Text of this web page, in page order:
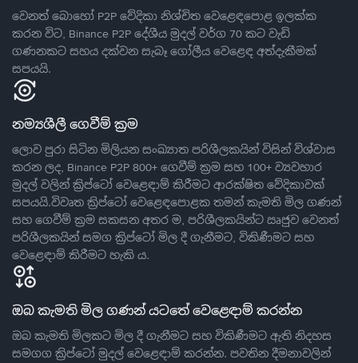
වෙනත් බොහෝ P2P වේදිකා නිශ්චිත වෙළෙඳපොළ ඉලක්ක
කරන විට, Binance P2P දේශීය මුදල් වර්ග 70 කට වැඩි
ගණනකට සහය දක්වන සැබෑ ගෝලීය වෙළෙඳ අත්දැකීමක්
සපයයි.
නම්‍යශීලී ගෙවීම් ක්‍රම
ලොව පුරා සිටින මිලියන සංඛ්‍යාත පරිශීලකයින් විසින් විශ්වාස
කරන ලද, Binance P2P 800+ ගෙවීම් ක්‍රම සහ 100+ ව්‍යවහාර
මුදල් වලින් ක්‍රිප්ටෝ වෙළෙඳාම් කිරීමට ආරක්ෂිත වේදිකාවක්
සපයයි.විවෘත ක්‍රිප්ටෝ වෙළෙඳපොළක තමන් කැමති මිල ගණන්
සහ ගෙවීම් ක්‍රම සකසන අතර ම, පරිශීලකයින්ට ඍජුව වෙනත්
පරිශීලකයින් සමග ක්‍රිප්ටෝ මිල දී ගැනීමට, විකිණීමට සහ
වෙළෙඳාම් කිරීමට හැකි ය.
ඔබ කැමති මිල ගණන් යටතේ වෙළෙඳාම් කරන්න
ඔබ කැමති මිලකට මිල දී ගැනීමට සහ විකිණීමට ඇති නිදහස
සමගග ක්‍රිප්ටෝ මුදල් වෙළෙඳාම් කරන්න. පවතින දීමනාවලින්